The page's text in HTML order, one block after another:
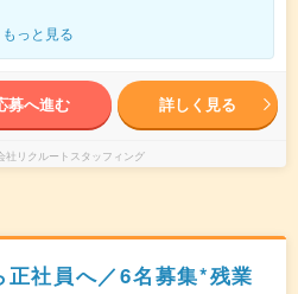
もっと見る
募へ進む 詳しく見る
社リクルートスタッフィング
社員へ／6名募集*残業